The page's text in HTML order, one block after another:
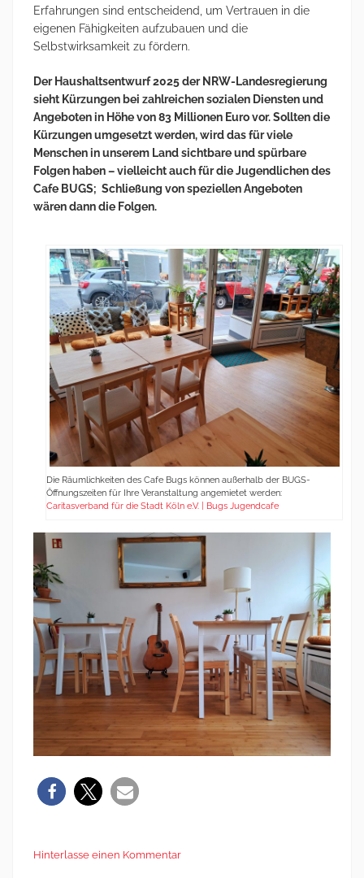
Erfahrungen sind entscheidend, um Vertrauen in die
eigenen Fähigkeiten aufzubauen und die
Selbstwirksamkeit zu fördern.
Der Haushaltsentwurf 2025 der NRW-Landesregierung
sieht Kürzungen bei zahlreichen sozialen Diensten und
Angeboten in Höhe von 83 Millionen Euro vor. Sollten die
Kürzungen umgesetzt werden, wird das für viele
Menschen in unserem Land sichtbare und spürbare
Folgen haben – vielleicht auch für die Jugendlichen des
Cafe BUGS; Schließung von speziellen Angeboten
wären dann die Folgen.
Die Räumlichkeiten des Cafe Bugs können außerhalb der BUGS-
Öffnungszeiten für Ihre Veranstaltung angemietet werden:
Caritasverband für die Stadt Köln e.V. | Bugs Jugendcafe
Hinterlasse einen Kommentar